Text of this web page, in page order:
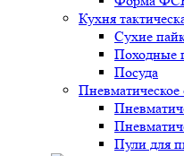
Кухня
Сухие
Походные
Посуда
Пули для